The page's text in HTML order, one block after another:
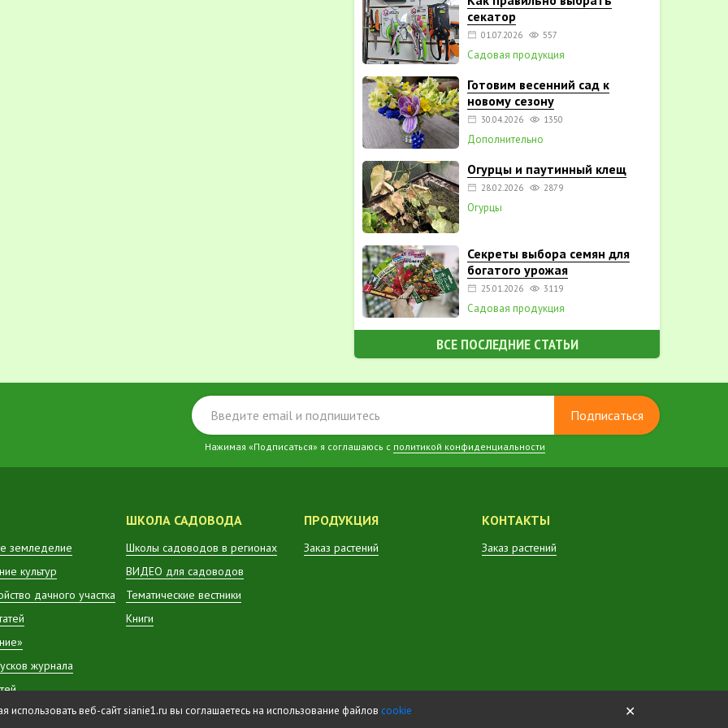
секатор
01.07.2026 557
Садовая продукция
Готовим весенний сад к
новому сезону
30.04.2026 1350
Дополнительно
Огурцы и паутинный клещ
28.02.2026 2879
Огурцы
Секреты выбора семян для
богатого урожая
25.01.2026 3119
Садовая продукция
ВСЕ ПОСЛЕДНИЕ СТАТЬИ
Подписаться
Нажимая «Подписаться» я соглашаюсь с политикой конфиденциальности
земледелие
культур
дачного участка
журнала
ШКОЛА САДОВОДА
Школы садоводов в регионах
ВИДЕО для садоводов
Тематические вестники
Книги
ПРОДУКЦИЯ
Заказ растений
КОНТАКТЫ
Заказ растений
✕
использовать веб-сайт sianie1.ru вы соглашаетесь на использование файлов cookie